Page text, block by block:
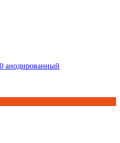
анодированный